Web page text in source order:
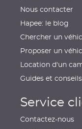
Nous contacter
Hapee: le blog
Chercher un
Proposer un
Location d'un
Guides et
Service
Contactez-nous